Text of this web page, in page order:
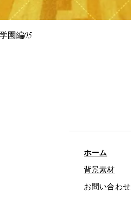
園編05
ホーム
背景素材
お問い合わせ